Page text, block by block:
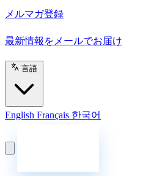
メルマガ登録
最新情報をメールでお届け
言語
English Français 한국어